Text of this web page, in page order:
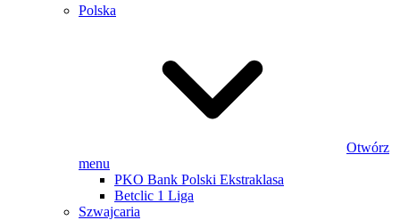
Polska
Otwórz
menu
PKO Bank Polski Ekstraklasa
Betclic 1 Liga
Szwajcaria